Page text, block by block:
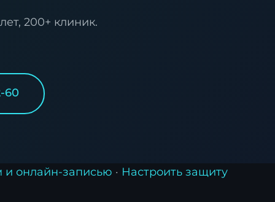
200+ клиник.
60
и онлайн-записью · Настроить защиту